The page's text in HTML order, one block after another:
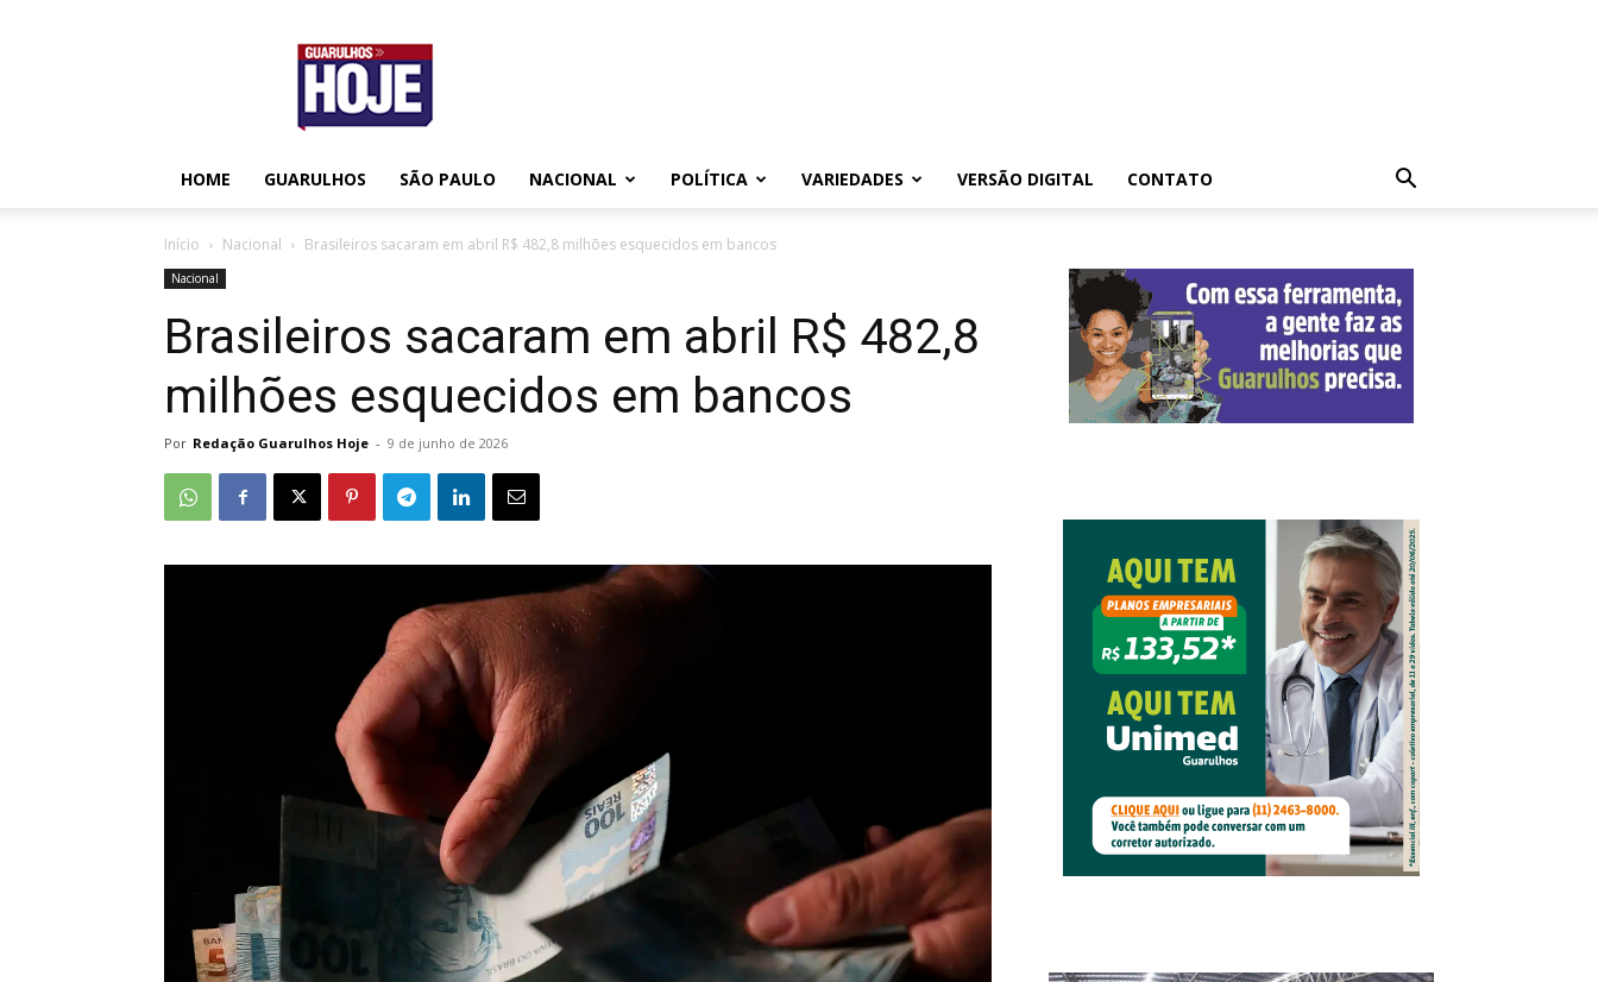
Guarulhos
Hoje
HOME GUARULHOS SÃO PAULO NACIONAL POLÍTICA VARIEDADES VERSÃO DIGITAL CONTATO
Início Nacional Brasileiros sacaram em abril R$ 482,8 milhões esquecidos em bancos
Nacional
Brasileiros sacaram em abril R$ 482,8
milhões esquecidos em bancos
Por Redação Guarulhos Hoje - 9 de junho de 2026